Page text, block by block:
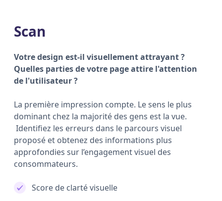
Scan
Votre design est-il visuellement attrayant ?
Quelles parties de votre page attire l'attention
de l'utilisateur ?
La première impression compte. Le sens le plus
dominant chez la majorité des gens est la vue.
Identifiez les erreurs dans le parcours visuel
proposé et obtenez des informations plus
approfondies sur l’engagement visuel des
consommateurs.
Score de clarté visuelle